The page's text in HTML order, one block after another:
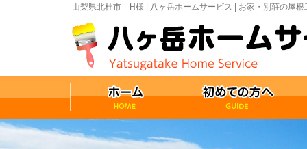
山梨県北杜市 H様 | 八ヶ岳ホームサービス | お家・別荘の屋